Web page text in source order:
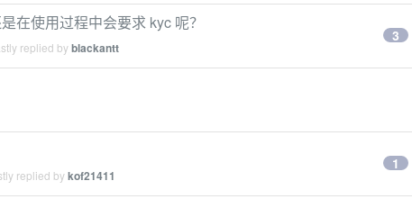
在使用过程中会要求 kyc 呢？
replied byblackantt
3
replied bykof21411
1